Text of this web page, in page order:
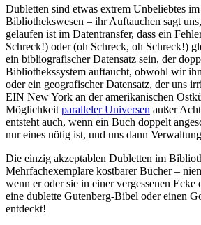
Dubletten sind etwas extrem Unbeliebtes
Bibliothekswesen – ihr Auftauchen sagt
gelaufen ist im Datentransfer, dass ein
Schreck!) oder (oh Schreck, oh Schreck!)
ein bibliografischer Datensatz sein, der
Bibliothekssystem auftaucht, obwohl wir
oder ein geografischer Datensatz, der uns
EIN New York an der amerikanischen
Möglichkeit paralleler Universen außer
entsteht auch, wenn ein Buch doppelt
nur eines nötig ist, und uns dann
Die einzig akzeptablen Dubletten im
Mehrfachexemplare kostbarer Bücher –
wenn er oder sie in einer vergessenen Ecke
eine dublette Gutenberg-Bibel oder einen
entdeckt!